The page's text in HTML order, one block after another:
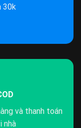
30k
và thanh toán
nhà